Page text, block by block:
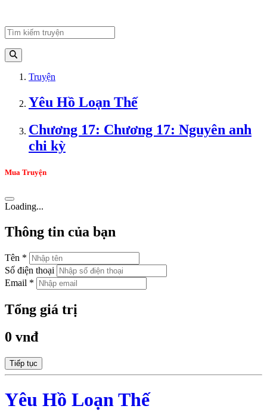
Truyện
Yêu Hồ Loạn Thế
Chương 17: Chương 17: Nguyên anh
chi kỳ
Mua Truyện
Loading...
Thông tin của bạn
Tên *
Số điện thoại
Email *
Tổng giá trị
0 vnđ
Tiếp tục
Yêu Hồ Loạn Thế